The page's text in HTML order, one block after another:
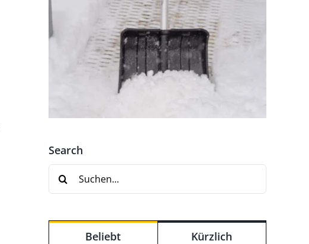
Search
Suche
nach:
Beliebt Kürzlich